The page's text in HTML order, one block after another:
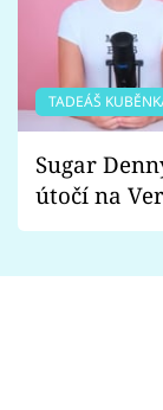
TADEÁŠ
Sugar
útočí na
Proč je